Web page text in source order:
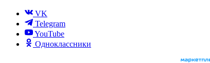
VK
Telegram
YouTube
Одноклассники